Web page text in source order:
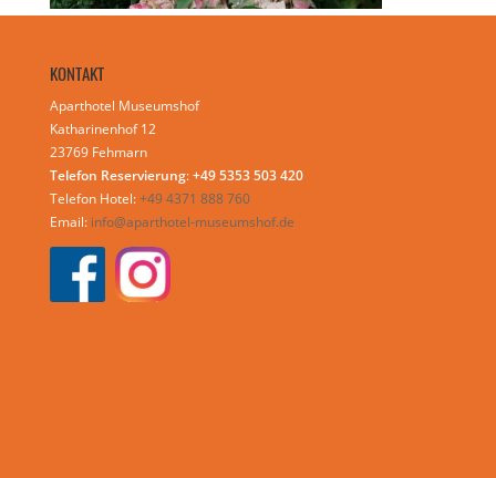
KONTAKT
Aparthotel Museumshof
Katharinenhof 12
23769 Fehmarn
Telefon Reservierung:+49 5353 503 420
Telefon Hotel:+49 4371 888 760
Email: info@aparthotel-museumshof.de